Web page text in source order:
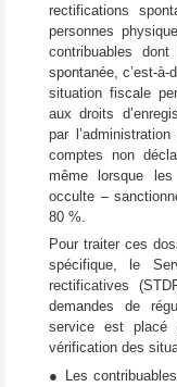
rectifications
personnes
contribuables
spontanée, c’est-à-
situation fiscale
aux droits
par
comptes non
même lorsque
occulte –
80 %.
Pour traiter ces
spécifique, le
rectificatives
demandes de
service est placé
vérification des
● Les